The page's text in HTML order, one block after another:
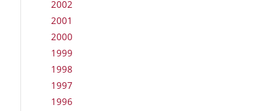
2002
2001
2000
1999
1998
1997
1996